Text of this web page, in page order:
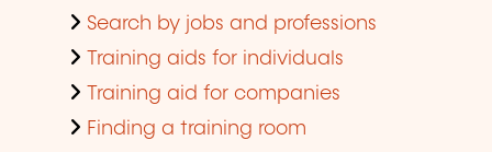
Search by jobs and professions
Training aids for individuals
Training aid for companies
Finding a training room